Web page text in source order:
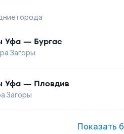
города
Уфа — Бургас
Загоры
Уфа — Пловдив
Загоры
Показать